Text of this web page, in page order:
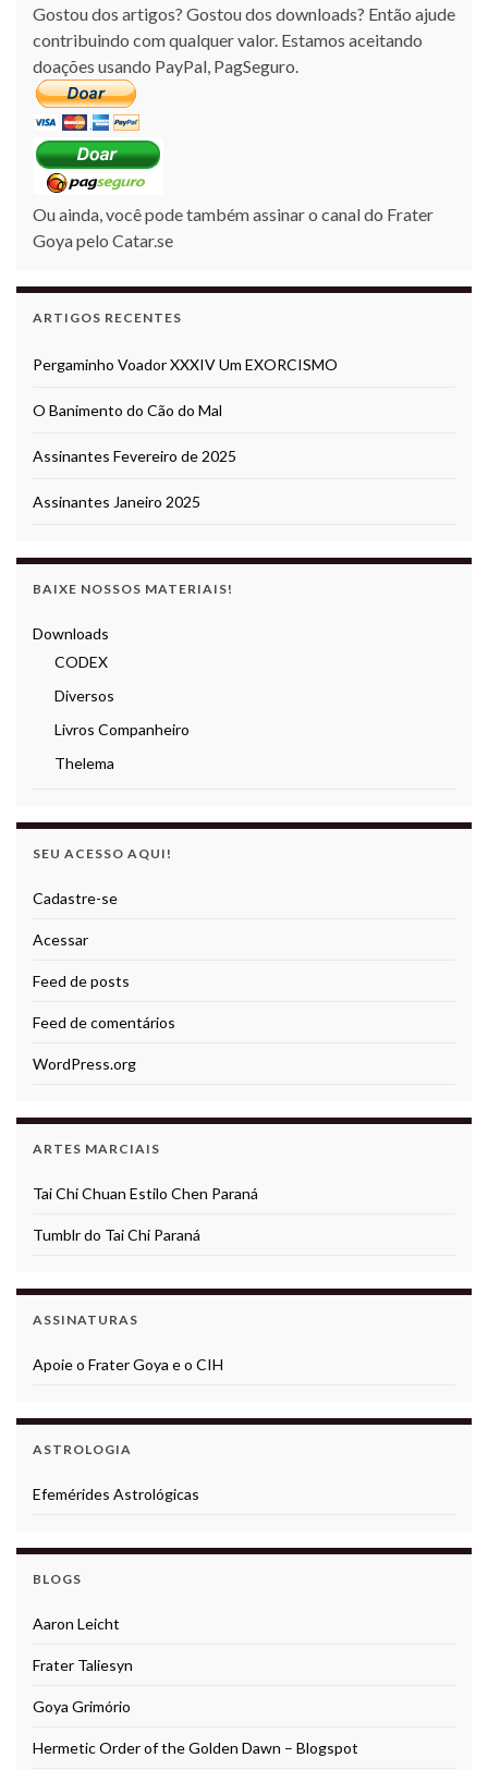
Gostou dos artigos? Gostou dos downloads? Então ajude
contribuindo com qualquer valor. Estamos aceitando
doações usando PayPal, PagSeguro.
Ou ainda, você pode também assinar o canal do Frater
Goya pelo Catar.se
ARTIGOS RECENTES
Pergaminho Voador XXXIV Um EXORCISMO
O Banimento do Cão do Mal
Assinantes Fevereiro de 2025
Assinantes Janeiro 2025
BAIXE NOSSOS MATERIAIS!
Downloads
CODEX
Diversos
Livros Companheiro
Thelema
SEU ACESSO AQUI!
Cadastre-se
Acessar
Feed de posts
Feed de comentários
WordPress.org
ARTES MARCIAIS
Tai Chi Chuan Estilo Chen Paraná
Tumblr do Tai Chi Paraná
ASSINATURAS
Apoie o Frater Goya e o CIH
ASTROLOGIA
Efemérides Astrológicas
BLOGS
Aaron Leicht
Frater Taliesyn
Goya Grimório
Hermetic Order of the Golden Dawn – Blogspot